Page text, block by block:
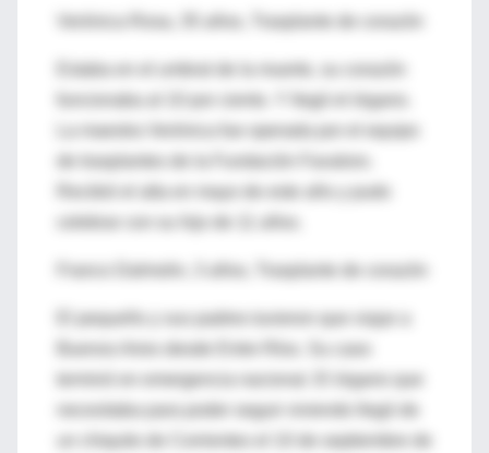
funcionaba al 10 por ciento. Y llegó el órgano.
La maestra Verónica fue operada por el equipo
Recibió el alta en mayo de este año y pudo
El pequeño y sus padres tuvieron que viajar a
terminó en emergencia nacional. El órgano que
necesitaba para poder seguir viviendo llegó de